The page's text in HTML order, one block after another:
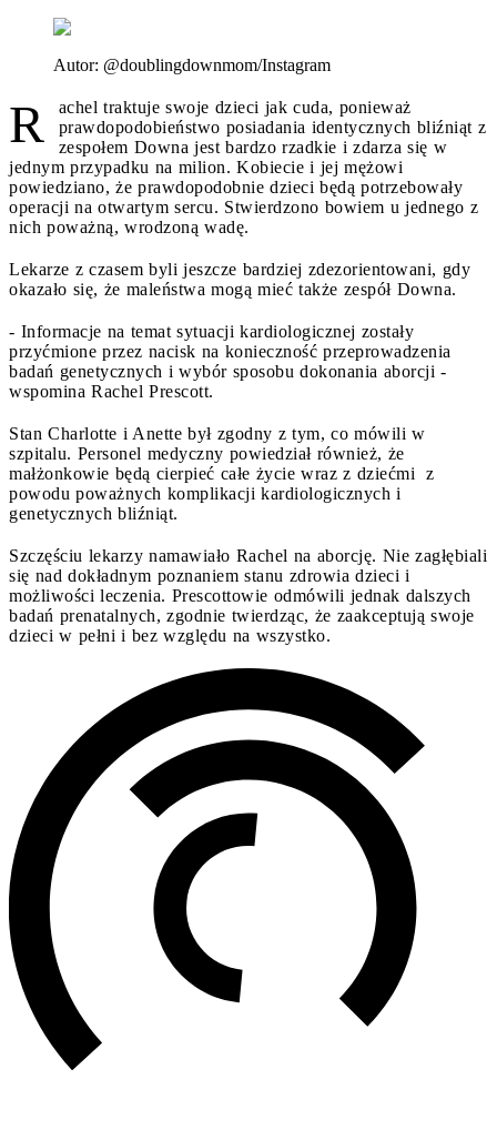
Autor: @doublingdownmom/Instagram
R
achel traktuje swoje dzieci jak cuda, ponieważ
prawdopodobieństwo posiadania identycznych bliźniąt z
zespołem Downa jest bardzo rzadkie i zdarza się w
jednym przypadku na milion. Kobiecie i jej mężowi
powiedziano, że prawdopodobnie dzieci będą potrzebowały
operacji na otwartym sercu. Stwierdzono bowiem u jednego z
nich poważną, wrodzoną wadę.
Lekarze z czasem byli jeszcze bardziej zdezorientowani, gdy
okazało się, że maleństwa mogą mieć także zespół Downa.
- Informacje na temat sytuacji kardiologicznej zostały
przyćmione przez nacisk na konieczność przeprowadzenia
badań genetycznych i wybór sposobu dokonania aborcji -
wspomina Rachel Prescott.
Stan Charlotte i Anette był zgodny z tym, co mówili w
szpitalu. Personel medyczny powiedział również, że
małżonkowie będą cierpieć całe życie wraz z dziećmi z
powodu poważnych komplikacji kardiologicznych i
genetycznych bliźniąt.
Szczęściu lekarzy namawiało Rachel na aborcję. Nie zagłębiali
się nad dokładnym poznaniem stanu zdrowia dzieci i
możliwości leczenia. Prescottowie odmówili jednak dalszych
badań prenatalnych, zgodnie twierdząc, że zaakceptują swoje
dzieci w pełni i bez względu na wszystko.